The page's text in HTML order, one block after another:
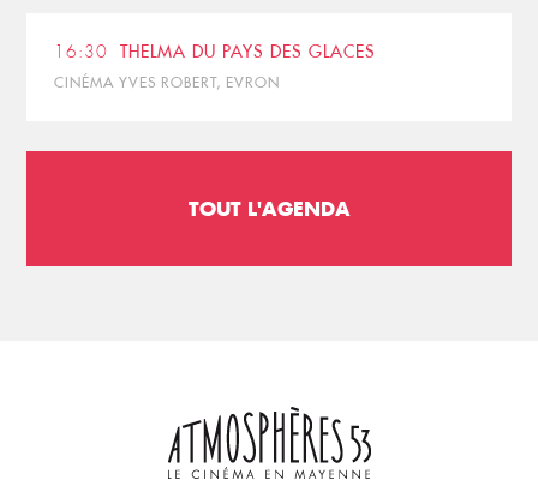
16:30 THELMA DU PAYS DES GLACES
CINÉMA YVES ROBERT, EVRON
TOUT L'AGENDA